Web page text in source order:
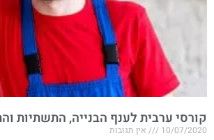
קורסי ערבית לענף הבנייה, התשתיות
10/07/2020 אין תגובות